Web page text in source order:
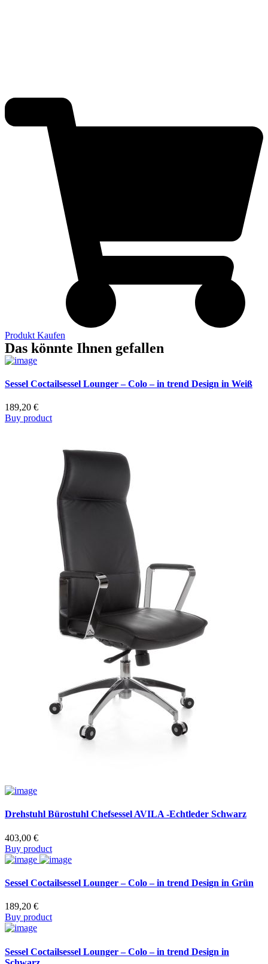
Produkt Kaufen
Das könnte Ihnen gefallen
Sessel Coctailsessel Lounger – Colo – in trend Design in Weiß
189,20 €
Buy product
Drehstuhl Bürostuhl Chefsessel AVILA -Echtleder Schwarz
403,00 €
Buy product
Sessel Coctailsessel Lounger – Colo – in trend Design in Grün
189,20 €
Buy product
Sessel Coctailsessel Lounger – Colo – in trend Design in